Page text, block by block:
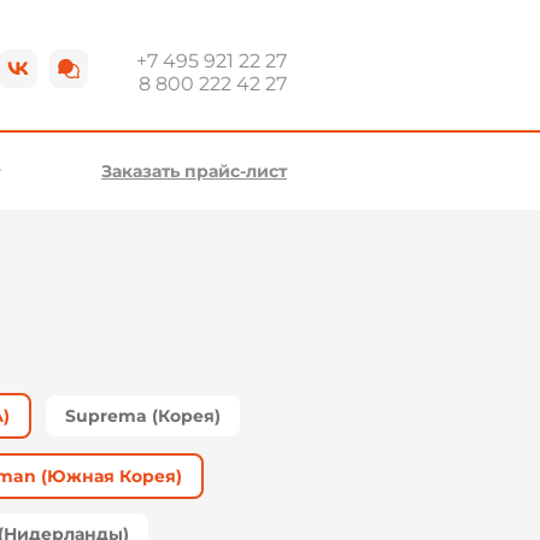
+7 495 921 22 27
8 800 222 42 27
Заказать прайс-лист
Suprema (Корея)
(Южная Корея)